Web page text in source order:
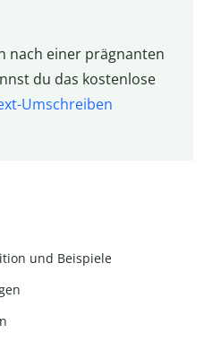
nach einer prägnanten
du das kostenlose
Umschreiben
und Beispiele